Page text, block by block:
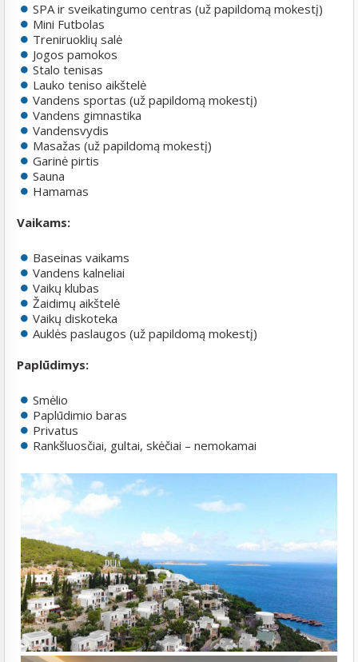
SPA ir sveikatingumo centras (už papildomą mokestį)
Mini Futbolas
Treniruoklių salė
Jogos pamokos
Stalo tenisas
Lauko teniso aikštelė
Vandens sportas (už papildomą mokestį)
Vandens gimnastika
Vandensvydis
Masažas (už papildomą mokestį)
Garinė pirtis
Sauna
Hamamas
Vaikams:
Baseinas vaikams
Vandens kalneliai
Vaikų klubas
Žaidimų aikštelė
Vaikų diskoteka
Auklės paslaugos (už papildomą mokestį)
Paplūdimys:
Smėlio
Paplūdimio baras
Privatus
Rankšluosčiai, gultai, skėčiai – nemokamai